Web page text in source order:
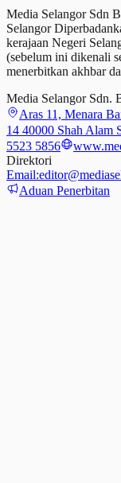
Media Selangor Sdn
Selangor
kerajaan Negeri
(sebelum ini dikenali
menerbitkan akhbar
Media Selangor Sdn.
Aras 11, Menara
14 40000 Shah Alam
5523 5856
Direktori
Email:
Aduan Penerbitan